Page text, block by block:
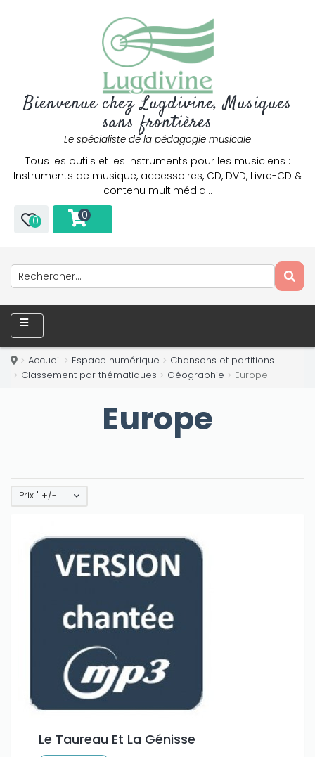
Bienvenue chez Lugdivine, Musiques
sans frontières
Le spécialiste de la pédagogie musicale
Tous les outils et les instruments pour les musiciens :
Instruments de musique, accessoires, CD, DVD, Livre-CD &
contenu multimédia…
0 0
Accueil Espace numérique
Chansons et partitions
Classement par thématiques
Géographie Europe
Europe
Prix ' +/-'
Le Taureau Et La Génisse